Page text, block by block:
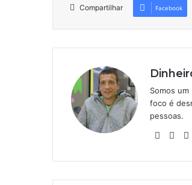
Compartilhar Facebook
Somos
foco é
pessoas.
Website